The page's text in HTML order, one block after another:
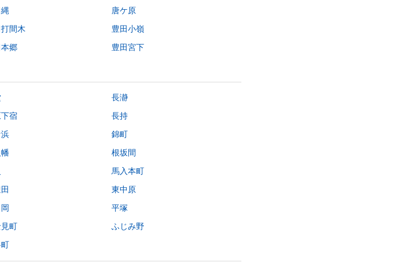
唐ケ原
間木 豊田小嶺
郷 豊田宮下
長瀞
宿 長持
錦町
根坂間
馬入本町
東中原
平塚
町 ふじみ野